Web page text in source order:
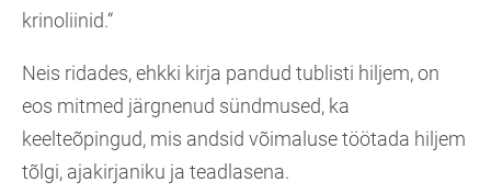
krinoliinid.“
Neis ridades, ehkki kirja pandud tublisti hiljem, on
eos mitmed järgnenud sündmused, ka
keelteõpingud, mis andsid võimaluse töötada hiljem
tõlgi, ajakirjaniku ja teadlasena.